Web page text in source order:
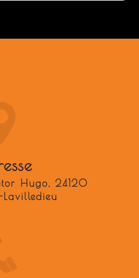
Lavilledieu